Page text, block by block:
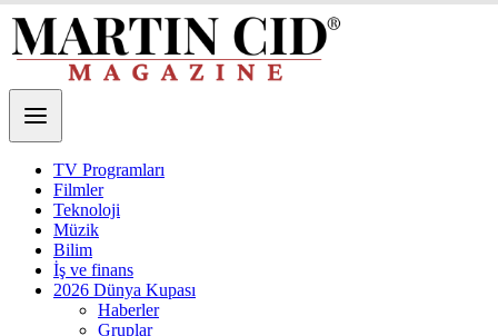
TV Programları
Filmler
Teknoloji
Müzik
Bilim
İş ve finans
2026 Dünya Kupası
Haberler
Gruplar